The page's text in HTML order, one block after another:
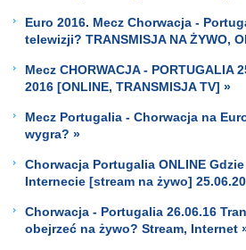
Euro 2016. Mecz Chorwacja -
telewizji? TRANSMISJA NA ŻYWO,
Mecz CHORWACJA - PORTUGALIA
2016 [ONLINE, TRANSMISJA TV] »
Mecz Portugalia - Chorwacja na
wygra? »
Chorwacja Portugalia ONLINE
Internecie [stream na żywo]
Chorwacja - Portugalia 26.06.16
obejrzeć na żywo? Stream, Internet